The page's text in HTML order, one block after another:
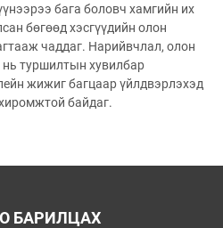
бага боловч хамгийн их
бөгөөд хэсгүүдийн олон
чаддаг. Нарийвчлал, олон
туршилтын хувилбар
жижиг багцаар үйлдвэрлэхэд
байдаг.
БАРИЛЦАХ